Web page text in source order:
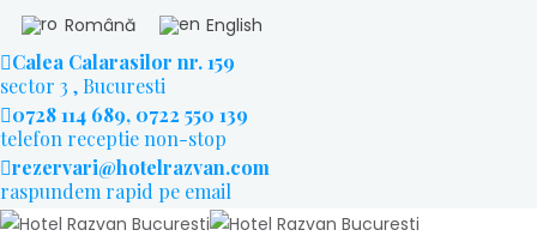
Română English
Calea Calarasilor nr. 159
sector 3 , Bucuresti
0728 114 689, 0722 550 139
telefon receptie non-stop
rezervari@hotelrazvan.com
raspundem rapid pe email